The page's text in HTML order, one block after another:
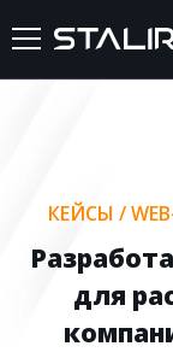
КЕЙСЫ /
для